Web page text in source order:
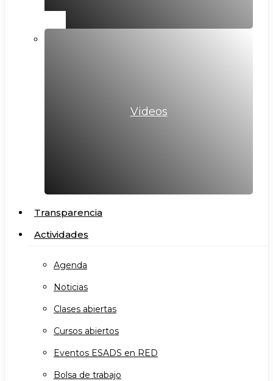
Videos
Transparencia
Actividades
Agenda
Noticias
Clases abiertas
Cursos abiertos
Eventos ESADS en RED
Bolsa de trabajo